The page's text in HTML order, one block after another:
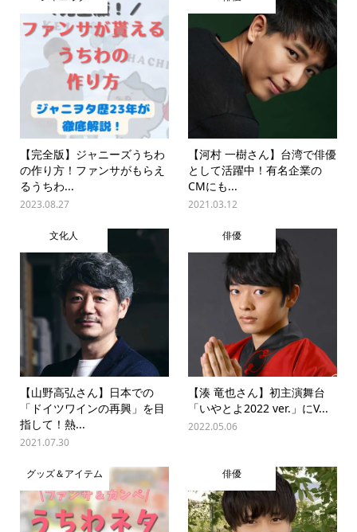
【完全版】ジャニーズうちわ
の作り方！ファンサがもらえ
るうちわ...
2023.08.27
【河村 一樹さん】台湾で俳優
として活躍中！有名企業の
CMにも...
2021.03.12
文化人
【山野高弘さん】日本での
「ドイツワインの再興」を目
指して！熱...
2021.07.30
俳優
【湊 竜也さん】初主演舞台
「いやとよ2022 ver.」にV...
2022.05.06
グッズ＆アイテム 俳優